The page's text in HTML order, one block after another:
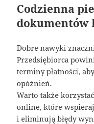
Codzienna
dokumentów
Dobre nawyki
Przedsiębiorca
terminy płatności,
opóźnień.
Warto także
online, które
i eliminują błędy